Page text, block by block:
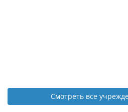
Смотреть все